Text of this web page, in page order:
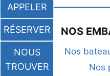
NOS
Nos
Nos
APPELER
RÉSERVER
NOUS
TROUVER